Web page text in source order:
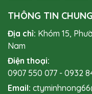
THÔNG TIN CHUNG
Địa chỉ: Khóm 15,
Nam
Điện thoại:
0907 550 077 - 0932
Email: